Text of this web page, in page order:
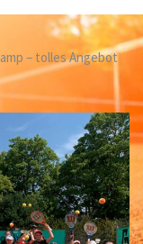
– tolles Angebot